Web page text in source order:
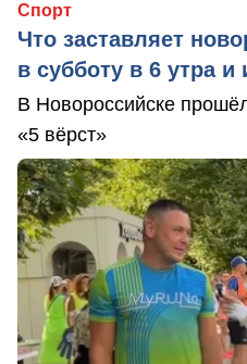
Спорт
Что заставляет
в субботу в 6 утра и
В Новороссийске
«5 вёрст»